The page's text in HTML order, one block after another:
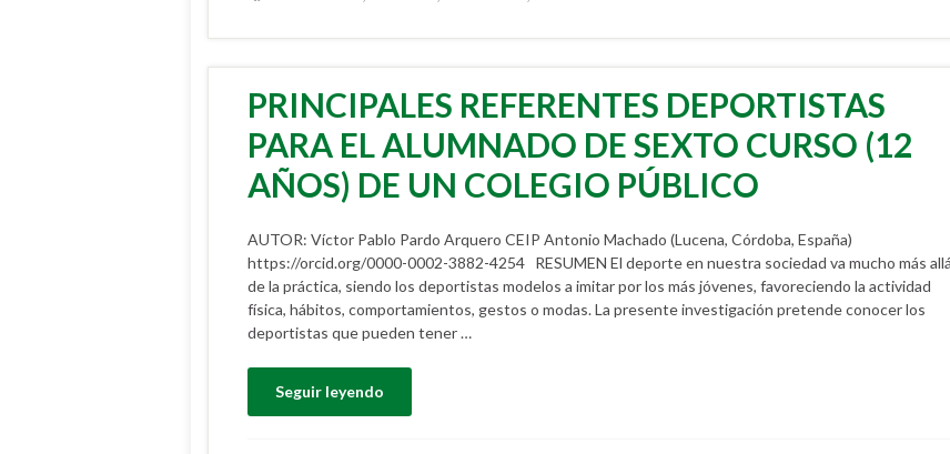
PRINCIPALES REFERENTES DEPORTISTAS
PARA EL ALUMNADO DE SEXTO CURSO (12
AÑOS) DE UN COLEGIO PÚBLICO
AUTOR: Víctor Pablo Pardo Arquero CEIP Antonio Machado (Lucena, Córdoba, España)
https://orcid.org/0000-0002-3882-4254 RESUMEN El deporte en nuestra sociedad va mucho más allá
de la práctica, siendo los deportistas modelos a imitar por los más jóvenes, favoreciendo la actividad
física, hábitos, comportamientos, gestos o modas. La presente investigación pretende conocer los
deportistas que pueden tener …
Seguir leyendo